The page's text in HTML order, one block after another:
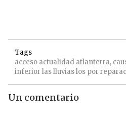
Tags
acceso actualidad atlanterra,
inferior laslluviaslos por
Un comentario